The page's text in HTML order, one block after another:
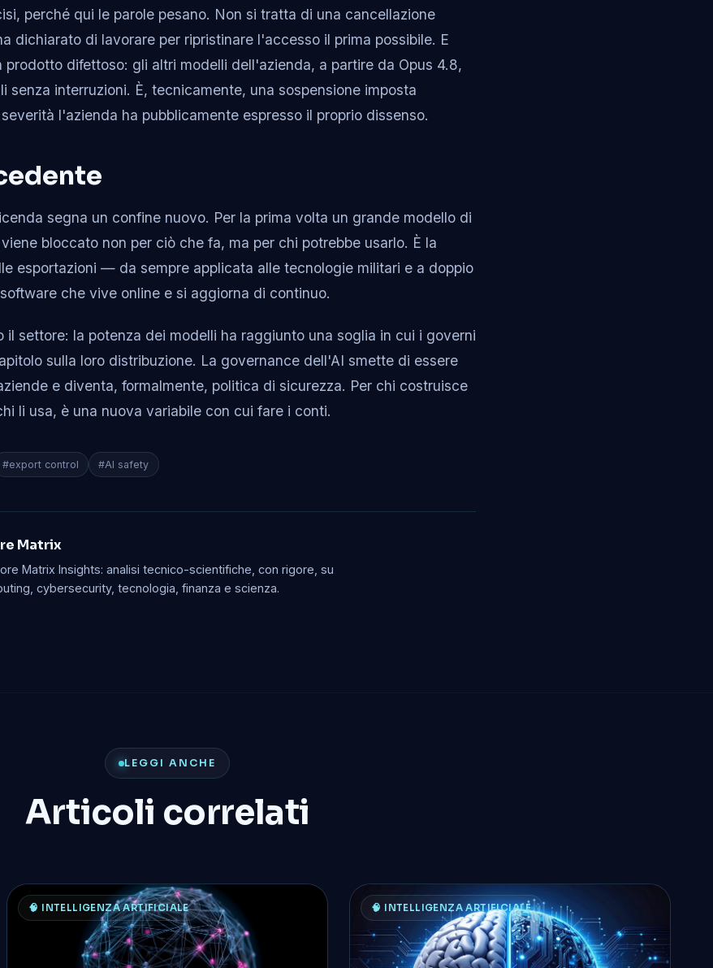
perché qui le parole pesano. Non si tratta di una cancellazione
dichiarato di lavorare per ripristinare l'accesso il prima possibile. E
prodotto difettoso: gli altri modelli dell'azienda, a partire da Opus 4.8,
senza interruzioni. È, tecnicamente, una sospensione imposta
l'azienda ha pubblicamente espresso il proprio dissenso.
segna un confine nuovo. Per la prima volta un grande modello di
bloccato non per ciò che fa, ma per chi potrebbe usarlo. È la
esportazioni — da sempre applicata alle tecnologie militari e a doppio
che vive online e si aggiorna di continuo.
il settore: la potenza dei modelli ha raggiunto una soglia in cui i governi
sulla loro distribuzione. La governance dell'AI smette di essere
e diventa, formalmente, politica di sicurezza. Per chi costruisce
li usa, è una nuova variabile con cui fare i conti.
#export control #AI safety
Matrix
Matrix Insights: analisi tecnico-scientifiche, con rigore, su
cybersecurity, tecnologia, finanza e scienza.
LEGGI ANCHE
Articoli correlati
🧠 INTELLIGENZA ARTIFICIALE 🧠 INTELLIGENZA ARTIFICIALE